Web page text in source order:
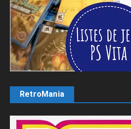
RetroMania